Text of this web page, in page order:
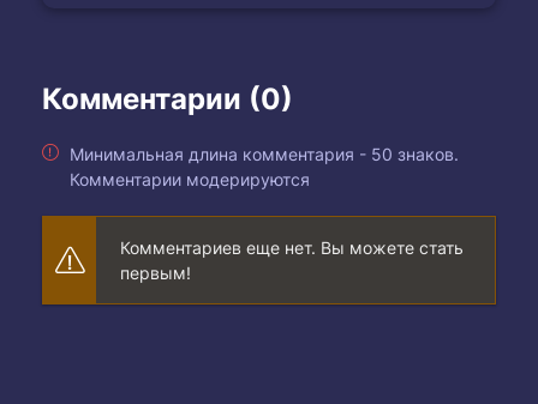
Комментарии (0)
Минимальная длина комментария - 50 знаков.
Комментарии модерируются
Комментариев еще нет. Вы можете стать
первым!